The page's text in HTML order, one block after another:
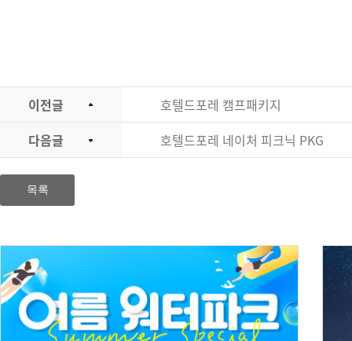
이전글
호텔드포레 캠프패키지
다음글
호텔드포레 네이처 피크닉 PKG
목록